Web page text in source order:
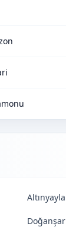
Altınyayla
Doğanşar